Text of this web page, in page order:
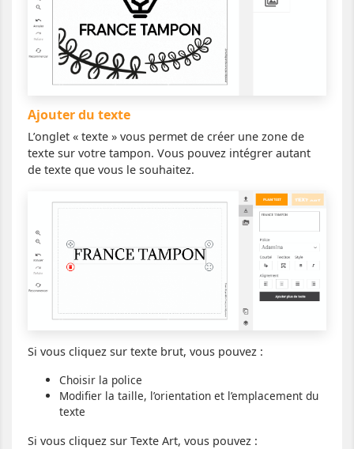
Ajouter du texte
L’onglet « texte » vous permet de créer une zone de
texte sur votre tampon. Vous pouvez intégrer autant
de texte que vous le souhaitez.
Si vous cliquez sur texte brut, vous pouvez :
Choisir la police
Modifier la taille, l’orientation et l’emplacement du
texte
Si vous cliquez sur Texte Art, vous pouvez :